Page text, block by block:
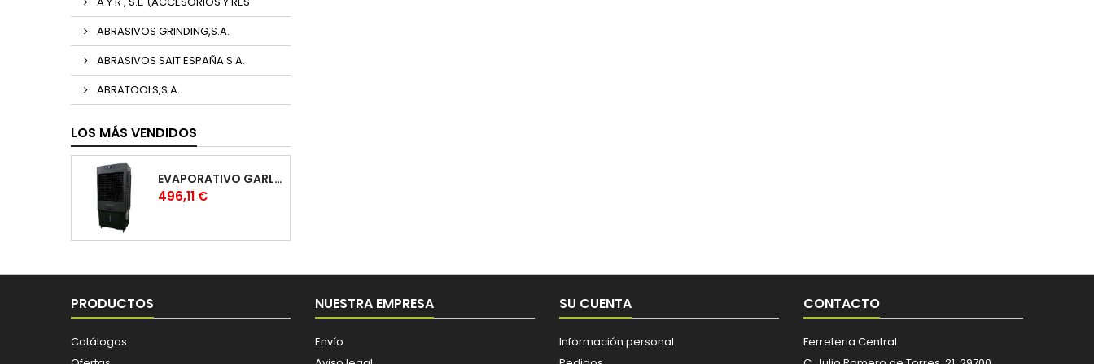
ABRASIVOS GRINDING,S.A.
ABRASIVOS SAIT ESPAÑA S.A.
ABRATOOLS,S.A.
LOS MÁS VENDIDOS
EVAPORATIVO GARLAND COOL 1530
Precio
496,11 €
PRODUCTOS
Catálogos
NUESTRA EMPRESA
Envío
SU CUENTA
Información personal
CONTACTO
Ferreteria Central